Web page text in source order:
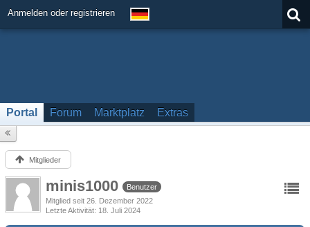
Anmelden oder registrieren
Portal Forum Marktplatz Extras
Mitglieder
minis1000
Benutzer
Mitglied seit 26. Dezember 2022
Letzte Aktivität 18. Juli 2024